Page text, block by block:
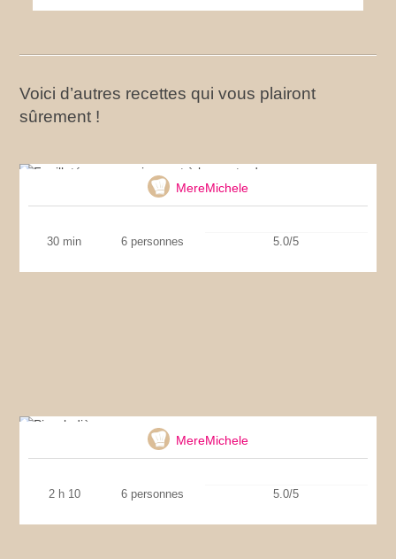
Voici d’autres recettes qui vous plairont
sûrement !
MereMichele
30 min 6 personnes 5.0/5
MereMichele
2 h 10 6 personnes 5.0/5